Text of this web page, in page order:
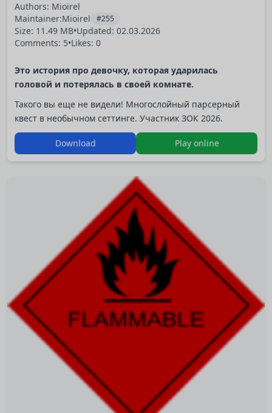
Authors: Mioirel
Maintainer:Mioirel #255
Size: 11.49 MB•Updated: 02.03.2026
Comments: 5•Likes: 0
Это история про девочку, которая ударилась
головой и потерялась в своей комнате.
Такого вы еще не видели! Многослойный парсерный
квест в необычном сеттинге. Участник ЗОК 2026.
Download Play online